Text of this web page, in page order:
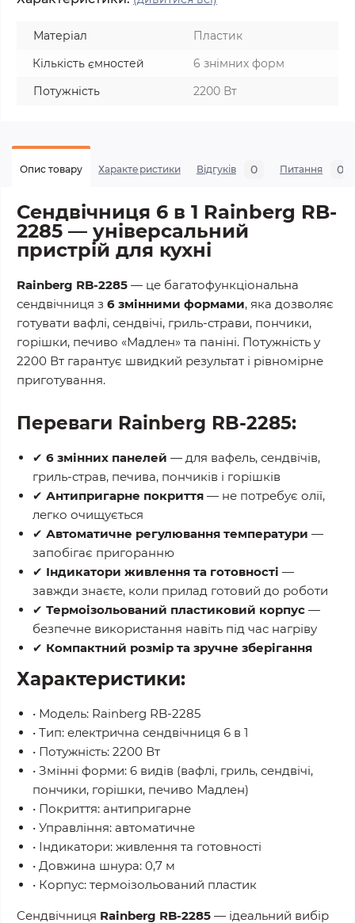
Матеріал
Пластик
Кількість ємностей
6 знімних форм
Потужність
2200 Вт
Опис товару Характеристики Відгуків 0 Питання 0
Сендвічниця 6 в 1 Rainberg RB-
2285 — універсальний
пристрій для кухні
Rainberg RB-2285 — це багатофункціональна
сендвічниця з 6 змінними формами, яка дозволяє
готувати вафлі, сендвічі, гриль-страви, пончики,
горішки, печиво «Мадлен» та паніні. Потужність у
2200 Вт гарантує швидкий результат і рівномірне
приготування.
Переваги Rainberg RB-2285:
✔ 6 змінних панелей — для вафель, сендвічів,
гриль-страв, печива, пончиків і горішків
✔ Антипригарне покриття — не потребує олії,
легко очищується
✔ Автоматичне регулювання температури —
запобігає пригоранню
✔ Індикатори живлення та готовності —
завжди знаєте, коли прилад готовий до роботи
✔ Термоізольований пластиковий корпус —
безпечне використання навіть під час нагріву
✔ Компактний розмір та зручне зберігання
Характеристики:
• Модель: Rainberg RB-2285
• Тип: електрична сендвічниця 6 в 1
• Потужність: 2200 Вт
• Змінні форми: 6 видів (вафлі, гриль, сендвічі,
пончики, горішки, печиво Мадлен)
• Покриття: антипригарне
• Управління: автоматичне
• Індикатори: живлення та готовності
• Довжина шнура: 0,7 м
• Корпус: термоізольований пластик
Сендвічниця Rainberg RB-2285 — ідеальний вибір